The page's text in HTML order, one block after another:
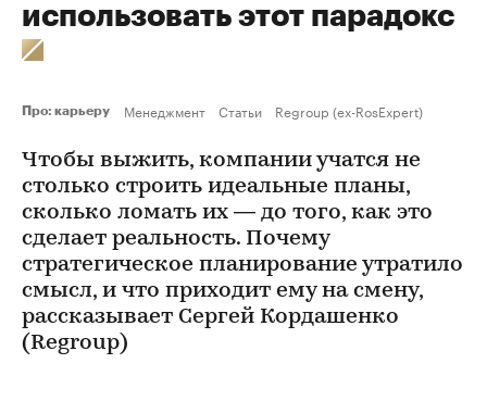
использовать этот парадокс
Про: карьеру Менеджмент Статьи Regroup (ex-RosExpert)
Чтобы выжить, компании учатся не
столько строить идеальные планы,
сколько ломать их — до того, как это
сделает реальность. Почему
стратегическое планирование утратило
смысл, и что приходит ему на смену,
рассказывает Сергей Кордашенко
(Regroup)